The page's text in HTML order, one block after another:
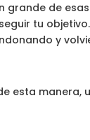
grande de
tu
y
esta